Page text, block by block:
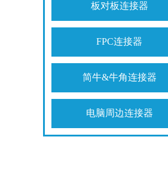
板对板连接器
FPC连接器
简牛&牛角连接器
电脑周边连接器